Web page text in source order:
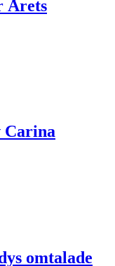
Årets
Carina
omtalade